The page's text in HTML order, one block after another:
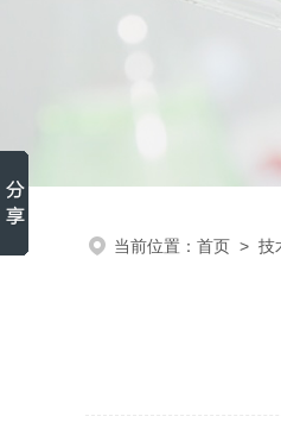
当前位置： 首页 > 技